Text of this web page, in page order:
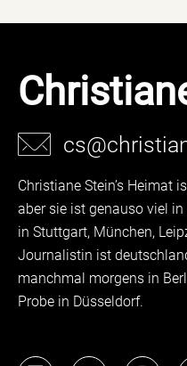
Christiane Stein’s Heimat
aber sie ist genauso viel
in Stuttgart, München,
Journalistin ist
manchmal morgens in
Probe in Düsseldorf.